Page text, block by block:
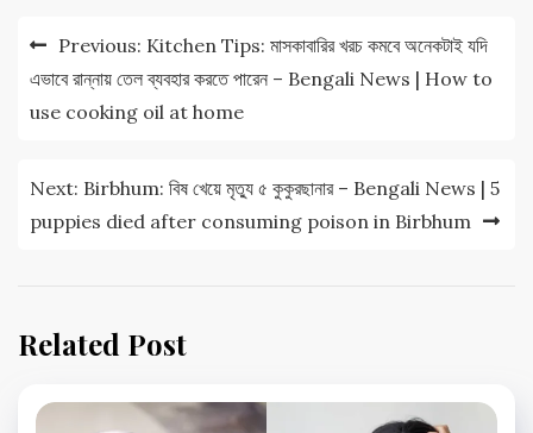
Post
navigation
Previous: Kitchen Tips: মাসকাবারির খরচ কমবে অনেকটাই যদি
এভাবে রান্নায় তেল ব্যবহার করতে পারেন – Bengali News | How to
use cooking oil at home
Next: Birbhum: বিষ খেয়ে মৃত্যু ৫ কুকুরছানার – Bengali News | 5
puppies died after consuming poison in Birbhum
Related Post